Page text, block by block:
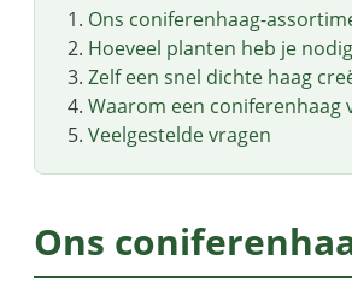
Ons coniferenhaag-
Hoeveel planten heb je
Zelf een snel dichte haag
Waarom een coniferenhaag
Veelgestelde vragen
Ons